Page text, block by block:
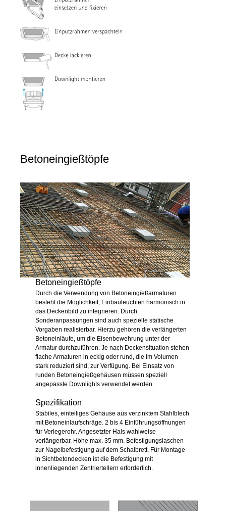
Betoneingießtöpfe
Betoneingießtöpfe
Durch die Verwendung von Betoneingießarmaturen
besteht die Möglichkeit, Einbauleuchten harmonisch in
das Deckenbild zu integrieren. Durch
Sonderanpassungen sind auch spezielle statische
Vorgaben realisierbar. Hierzu gehören die verlängerten
Betoneinläufe, um die Eisenbewehrung unter der
Armatur durchzuführen. Je nach Deckensituation stehen
flache Armaturen in eckig oder rund, die im Volumen
stark reduziert sind, zur Verfügung. Bei Einsatz von
runden Betoneingießgehäusen müssen speziell
angepasste Downlights verwendet werden.
Spezifikation
Stabiles, einteiliges Gehäuse aus verzinktem Stahlblech
mit Betoneinlaufschräge. 2 bis 4 Einführungsöffnungen
für Verlegerohr. Angesetzter Hals wahlweise
verlängerbar. Höhe max. 35 mm. Befestigungslaschen
zur Nagelbefestigung auf dem Schalbrett. Für Montage
in Sichtbetondecken ist die Befestigung mit
innenliegenden Zentriertellern erforderlich.